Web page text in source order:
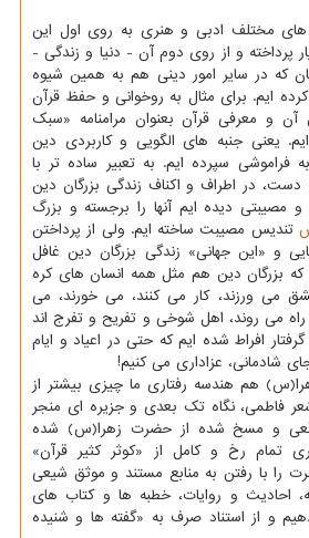
های مختلف ادبی و هنری به روی اول این
پرداخته و از روی دوم آن - دنیا و زندگی -
که در سایر امور دینی هم به همین شیوه
کرده ایم. برای مثال به روخوانی و حفظ قرآن
آن و معرفی قرآن بعنوان مرامنامه «سبک
یعنی جنبه های الگویی و کاربردی دین
فراموشی سپرده ایم. به تعبیر ساده تر با
در اطراف و اکناف زندگی بزرگان دین
مصیبتی دیده ایم آنها را برجسته و بزرگ
تندیس مصیبت ساخته ایم. ولی از پرداختن
و «این جهانی» زندگی بزرگان دین غافل
که بزرگان دین هم مثل همه انسان های کره
می ورزند، کار می کنند، می خورند، می
راه می روند، اهل شوخی و تفریح و تفرج اند
افراط شده ایم که حتی در اعیاد و ایام
شادمانی، عزاداری می کنیم!
هم هندسه رفتاری ما چیزی بیشتر از
فاطمی، نگاه تک بعدی و جزیره ای منجر
و مسخ شده از حضرت زهرا(س) شده
تمام رخ و کامل از «کوثر کثیر قرآن»
را با رفتن به منابع مستند و موثق شیعی
احادیث و روایات، خطبه ها و کتاب های
و از استناد صرف به «گفته ها و شنیده